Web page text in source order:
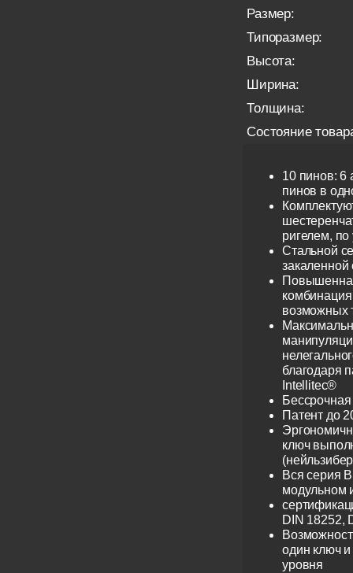
Размер:
Типоразмер:
Высота:
Ширина:
Толщина:
Состояние
10 пинов: 6
пинов в
ригелем,
Стальной
закаленной
возможных
благодаря
Intellitec®
Патент до
ключ
Вся серия
модульном
DIN 18252,
один ключ и
уровня